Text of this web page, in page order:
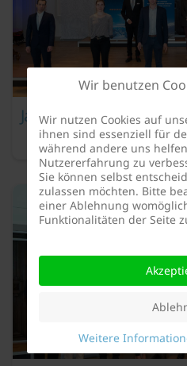
Jahr 2020
DFK-
Wir benutzen
Wir nutzen Cookies auf
ihnen sind essenziell für
während andere uns
Nutzererfahrung zu
Sie können selbst
zulassen möchten. Bitte
einer Ablehnung
Funktionalitäten der Seite
Weitere